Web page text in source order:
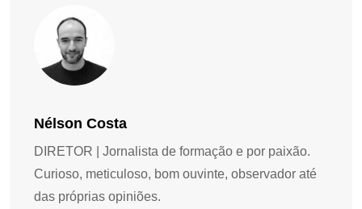
Nélson Costa
DIRETOR | Jornalista de formação e por paixão.
Curioso, meticuloso, bom ouvinte, observador até
das próprias opiniões.